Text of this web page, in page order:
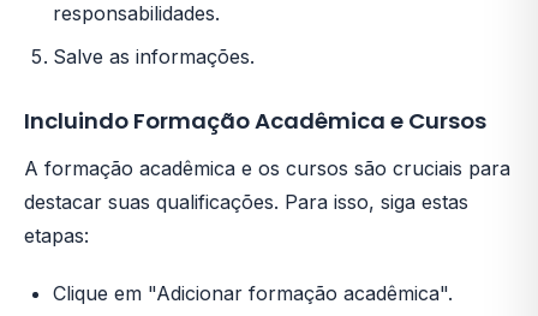
responsabilidades.
Salve as informações.
Incluindo Formação Acadêmica e Cursos
A formação acadêmica e os cursos são cruciais para
destacar suas qualificações. Para isso, siga estas
etapas:
Clique em "Adicionar formação acadêmica".